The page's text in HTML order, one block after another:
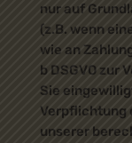
nur auf
(z.B. wenn
wie an
b DSGVO zur
Sie
Verpflichtung
unserer